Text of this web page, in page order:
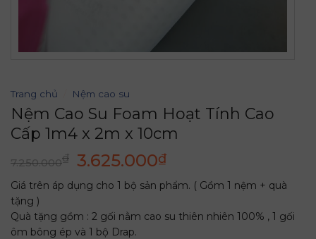
Trang chủ Nệm cao su
Nệm Cao Su Foam Hoạt Tính Cao
Cấp 1m4 x 2m x 10cm
7.250.000₫ Giá
gốc
là:
7.250.000₫.
3.625.000₫Giá
hiện
tại
là:
Giá trên áp dụng cho 1 bộ sản phẩm. ( Gồm 1 nệm + quà
tặng )
Quà tặng gồm : 2 gối nằm cao su thiên nhiên 100% , 1 gối
ôm bông ép và 1 bộ Drap.